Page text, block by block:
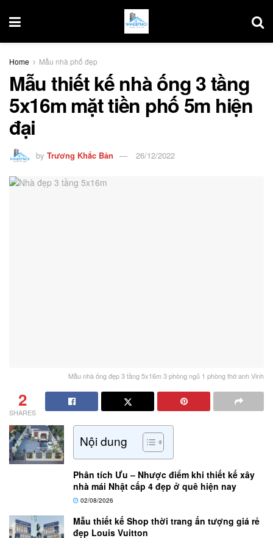
Home Mẫu nhà phố đẹp
Mẫu thiết kế nhà ống 3 tầng
5x16m mặt tiền phố 5m hiện
đại
by Trương Khắc Bản 26/12/2022
Mẫu nhà ống đẹp 3 tầng 5x16m 3 phòng ngủ 1 phòng thờ anh Vinh
2
SHARES
Nội dung
Phân tích Ưu – Nhược điểm khi thiết kế xây
nhà mái Nhật cấp 4 đẹp ở quê hiện nay
02/08/2026
Mẫu thiết kế Shop thời trang ấn tượng giá rẻ
đẹp Louis Vuitton